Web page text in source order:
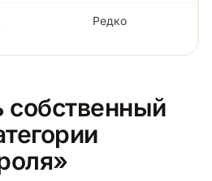
Редко
собственный